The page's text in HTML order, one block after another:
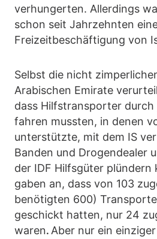
verhungerten. Allerdings
schon seit Jahrzehnten
Freizeitbeschäftigung von
Selbst die nicht
Arabischen Emirate
dass Hilfstransporter durch
fahren mussten, in denen
unterstützte, mit dem IS
Banden und Drogendealer
der IDF Hilfsgüter plündern
gaben an, dass von 103
benötigten 600)
geschickt hatten, nur 24
waren. Aber nur ein